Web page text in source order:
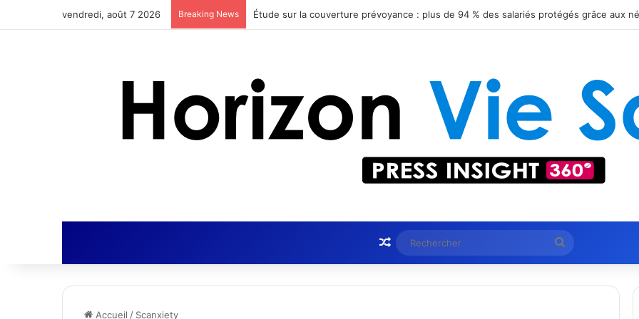
vendredi, août 7 2026 Breaking News
Article Aléatoire Rechercher
Accueil / Scanxiety